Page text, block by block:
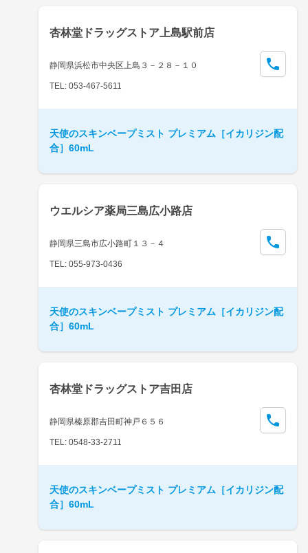
杏林堂ドラッグストア上島駅前店
静岡県浜松市中央区上島３－２８－１０
TEL: 053-467-5611
天使のスキンベープミスト プレミアム［イカリジン配
合］60mL
ウエルシア薬局三島広小路店
静岡県三島市広小路町１３－４
TEL: 055-973-0436
天使のスキンベープミスト プレミアム［イカリジン配
合］60mL
杏林堂ドラッグストア吉田店
静岡県榛原郡吉田町神戸６５６
TEL: 0548-33-2711
天使のスキンベープミスト プレミアム［イカリジン配
合］60mL